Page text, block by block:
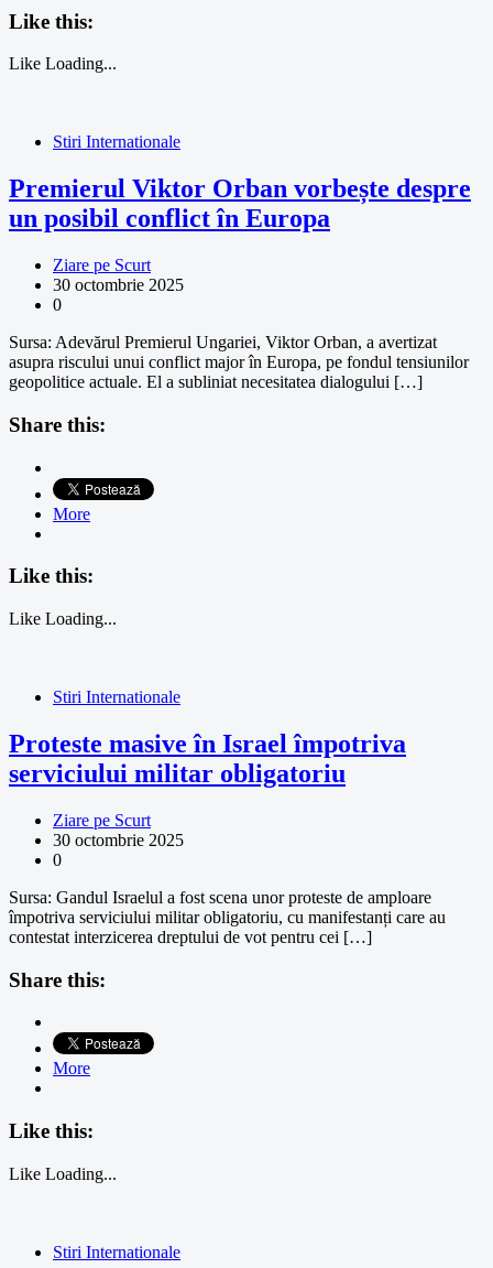
Like this:
Like Loading...
Stiri Internationale
Premierul Viktor Orban vorbește despre
un posibil conflict în Europa
Ziare pe Scurt
30 octombrie 2025
0
Sursa: Adevărul Premierul Ungariei, Viktor Orban, a avertizat
asupra riscului unui conflict major în Europa, pe fondul tensiunilor
geopolitice actuale. El a subliniat necesitatea dialogului […]
Share this:
More
Like this:
Like Loading...
Stiri Internationale
Proteste masive în Israel împotriva
serviciului militar obligatoriu
Ziare pe Scurt
30 octombrie 2025
0
Sursa: Gandul Israelul a fost scena unor proteste de amploare
împotriva serviciului militar obligatoriu, cu manifestanți care au
contestat interzicerea dreptului de vot pentru cei […]
Share this:
More
Like this:
Like Loading...
Stiri Internationale